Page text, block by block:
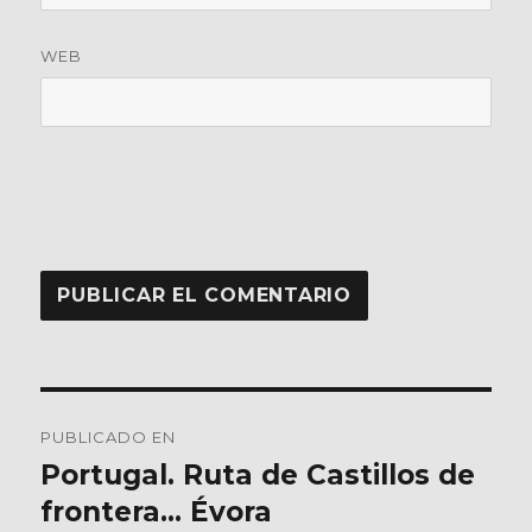
WEB
de
entradas
PUBLICADO EN
Portugal. Ruta de Castillos de
frontera… Évora